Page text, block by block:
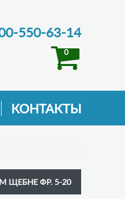
550-63-14
0
КОНТАКТЫ
ЩЕБНЕ ФР. 5-20